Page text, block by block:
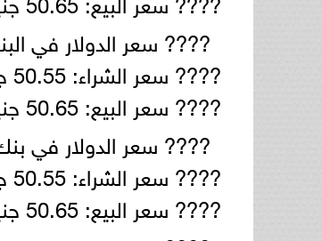
???? سعر الدولار في
???? سعر الشراء: 50.55 جنيه.
???? سعر البيع: 50.65 جنيه.
???? سعر الدولار في
???? سعر الشراء: 50.55 جنيه.
???? سعر البيع: 50.65 جنيه.